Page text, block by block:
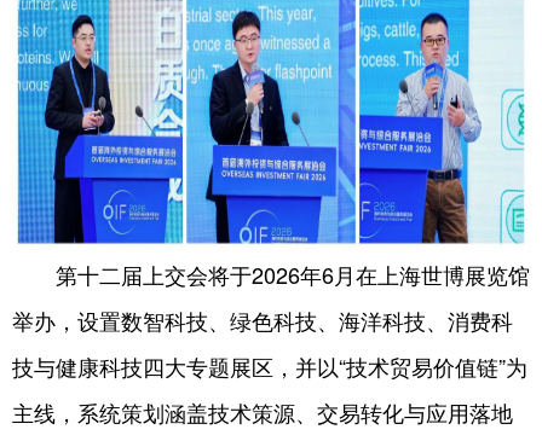
第十二届上交会将于2026年6月在上海世博展览馆
举办，设置数智科技、绿色科技、海洋科技、消费科
技与健康科技四大专题展区，并以“技术贸易价值链”为
主线，系统策划涵盖技术策源、交易转化与应用落地